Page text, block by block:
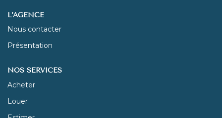
L'AGENCE
Nous contacter
Présentation
NOS SERVICES
Acheter
Louer